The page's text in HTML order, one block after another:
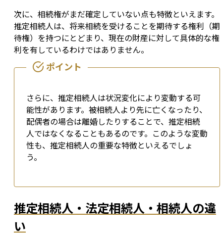
次に、相続権がまだ確定していない点も特徴といえます。
推定相続人は、将来相続を受けることを期待する権利（期
待権）を持つにとどまり、現在の財産に対して具体的な権
利を有しているわけではありません。
さらに、推定相続人は状況変化により変動する可
能性があります。被相続人より先に亡くなったり、
配偶者の場合は離婚したりすることで、推定相続
人ではなくなることもあるのです。このような変動
性も、推定相続人の重要な特徴といえるでしょ
う。
推定相続人・法定相続人・相続人の違
い